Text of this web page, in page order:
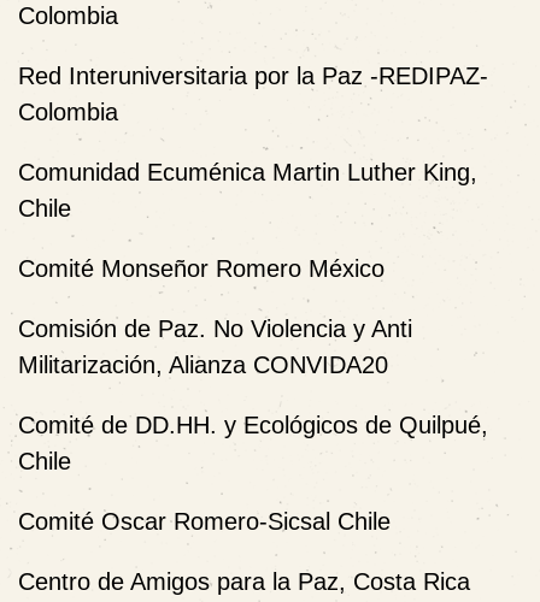
Colombia
Red Interuniversitaria por la Paz -REDIPAZ-
Colombia
Comunidad Ecuménica Martin Luther King,
Chile
Comité Monseñor Romero México
Comisión de Paz. No Violencia y Anti
Militarización, Alianza CONVIDA20
Comité de DD.HH. y Ecológicos de Quilpué,
Chile
Comité Oscar Romero-Sicsal Chile
Centro de Amigos para la Paz, Costa Rica